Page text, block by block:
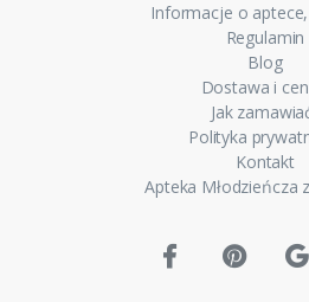
Informacje o
Regulamin
Blog
Dostawa i
Jak
Polityka
Kontakt
Apteka Młodzieńcza